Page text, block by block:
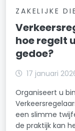
ZAKELIJKE
hoe regelt
gedoe?
17 januari
Organiseert u
een slimme
de praktijk kan